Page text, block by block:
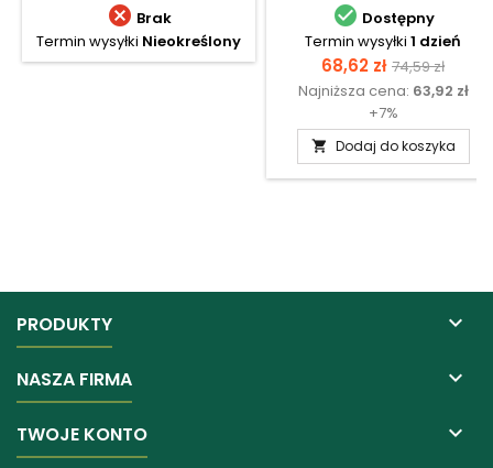
 Brak
Termin wysyłki Nieokreślony
 Dostępny
Termin wysyłki 1 dzień
Cena
68,62 zł Cena
74,59 zł
Najniższa cena: 63,92 zł
+7%
 Dodaj do koszyka
PRODUKTY 
NASZA FIRMA 
TWOJE KONTO 